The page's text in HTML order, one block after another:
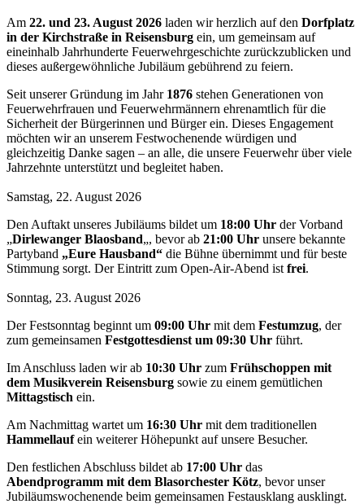
Am 22. und 23. August 2026 laden wir herzlich auf den Dorfplatz
in der Kirchstraße in Reisensburg ein, um gemeinsam auf
eineinhalb Jahrhunderte Feuerwehrgeschichte zurückzublicken und
dieses außergewöhnliche Jubiläum gebührend zu feiern.
Seit unserer Gründung im Jahr 1876 stehen Generationen von
Feuerwehrfrauen und Feuerwehrmännern ehrenamtlich für die
Sicherheit der Bürgerinnen und Bürger ein. Dieses Engagement
möchten wir an unserem Festwochenende würdigen und
gleichzeitig Danke sagen – an alle, die unsere Feuerwehr über viele
Jahrzehnte unterstützt und begleitet haben.
Samstag, 22. August 2026
Den Auftakt unseres Jubiläums bildet um 18:00 Uhr der Vorband
„Dirlewanger Blaosband„, bevor ab 21:00 Uhr unsere bekannte
Partyband „Eure Hausband“ die Bühne übernimmt und für beste
Stimmung sorgt. Der Eintritt zum Open-Air-Abend ist frei.
Sonntag, 23. August 2026
Der Festsonntag beginnt um 09:00 Uhr mit dem Festumzug, der
zum gemeinsamen Festgottesdienst um 09:30 Uhr führt.
Im Anschluss laden wir ab 10:30 Uhr zum Frühschoppen mit
dem Musikverein Reisensburg sowie zu einem gemütlichen
Mittagstisch ein.
Am Nachmittag wartet um 16:30 Uhr mit dem traditionellen
Hammellaufein weiterer Höhepunkt auf unsere Besucher.
Den festlichen Abschluss bildet ab 17:00 Uhr das
Abendprogramm mit dem Blasorchester Kötz, bevor unser
Jubiläumswochenende beim gemeinsamen Festausklang ausklingt.